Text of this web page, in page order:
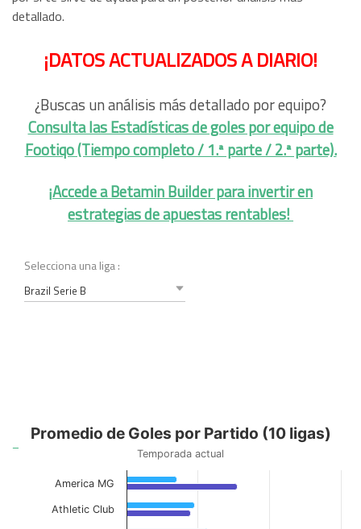
detallado.
¡DATOS ACTUALIZADOS A DIARIO!
¿Buscas un análisis más detallado por equipo?
Consulta las Estadísticas de goles por equipo de
Footiqo (Tiempo completo / 1.ª parte / 2.ª parte).
¡Accede a Betamin Builder para invertir en
estrategias de apuestas rentables!
Selecciona una liga :
Brazil Serie B
Promedio de Goles por Partido (10 ligas)
Bar chart with 2 data series.
The chart has 1 X axis displaying categories.
Promedio de Goles por Partido (10 ligas)
Temporada actual
America MG
Athletic Club